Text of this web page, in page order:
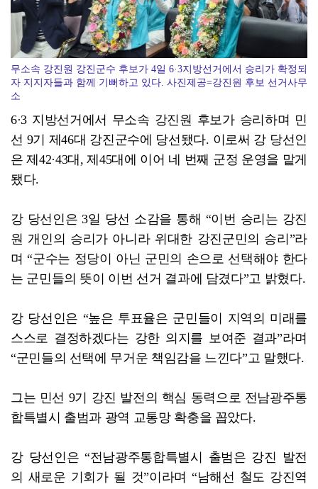
무소속 강진원 강진군수 후보가 4일 6·3지방선거에서 승리가 확정되
자 지지자들과 함께 기뻐하고 있다. 사진제공=강진원 후보 선거사무
소
6·3 지방선거에서 무소속 강진원 후보가 승리하며 민
선 9기 제46대 강진군수에 당선됐다. 이로써 강 당선인
은 제42·43대, 제45대에 이어 네 번째 군정 운영을 맡게
됐다.
강 당선인은 3일 당선 소감을 통해 “이번 승리는 강진
원 개인의 승리가 아니라 위대한 강진군민의 승리”라
며 “군수는 정당이 아닌 군민의 손으로 선택해야 한다
는 군민들의 뜻이 이번 선거 결과에 담겼다”고 밝혔다.
강 당선인은 “높은 투표율은 군민들이 지역의 미래를
스스로 결정하겠다는 강한 의지를 보여준 결과”라며
“군민들의 선택에 무거운 책임감을 느낀다”고 말했다.
그는 민선 9기 강진 발전의 핵심 동력으로 전남광주통
합특별시 출범과 광역 교통망 확충을 꼽았다.
강 당선인은 “전남광주통합특별시 출범은 강진 발전
의 새로운 기회가 될 것”이라며 “남해선 철도 강진역